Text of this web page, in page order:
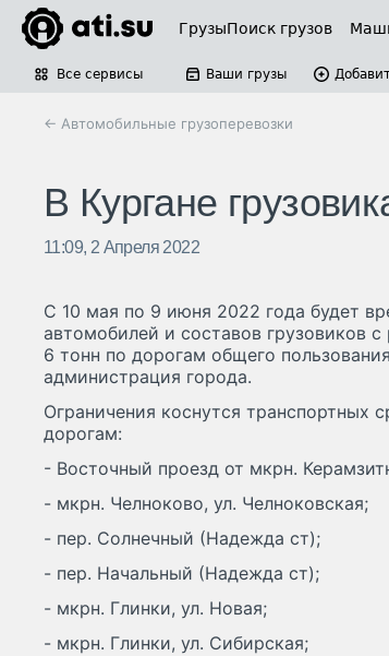
ГрузыПоиск грузов
Все сервисы Ваши грузы
← Автомобильные грузоперевозки
В Кургане
11:09, 2 Апреля 2022
С 10 мая по 9 июня 2022 года будет
автомобилей и составов грузовиков
6 тонн по дорогам общего
администрация города.
Ограничения коснутся транспортных
дорогам:
- Восточный проезд от мкрн.
- мкрн. Челноково, ул. Челноковская;
- пер. Солнечный (Надежда ст);
- пер. Начальный (Надежда ст);
- мкрн. Глинки, ул. Новая;
- мкрн. Глинки, ул. Сибирская;